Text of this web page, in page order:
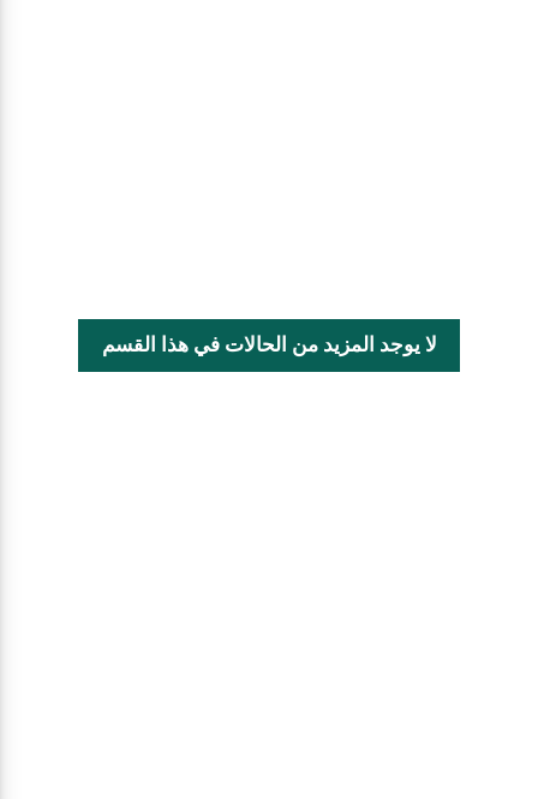
لا يوجد المزيد من الحالات في هذا القسم